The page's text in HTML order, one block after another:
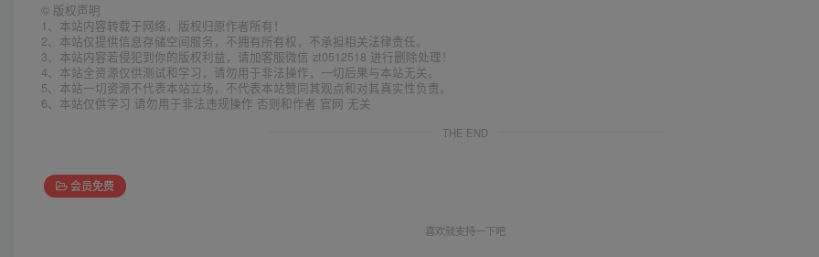
© 版权声明
1、本站内容转载于网络，版权归原作者所有！
2、本站仅提供信息存储空间服务，不拥有所有权，不承担相关法律责任。
3、本站内容若侵犯到你的版权利益，请加客服微信 zt0512518 进行删除处理！
4、本站全资源仅供测试和学习，请勿用于非法操作，一切后果与本站无关。
5、本站一切资源不代表本站立场，不代表本站赞同其观点和对其真实性负责。
6、本站仅供学习 请勿用于非法违规操作 否则和作者 官网 无关
THE END
会员免费
喜欢就支持一下吧